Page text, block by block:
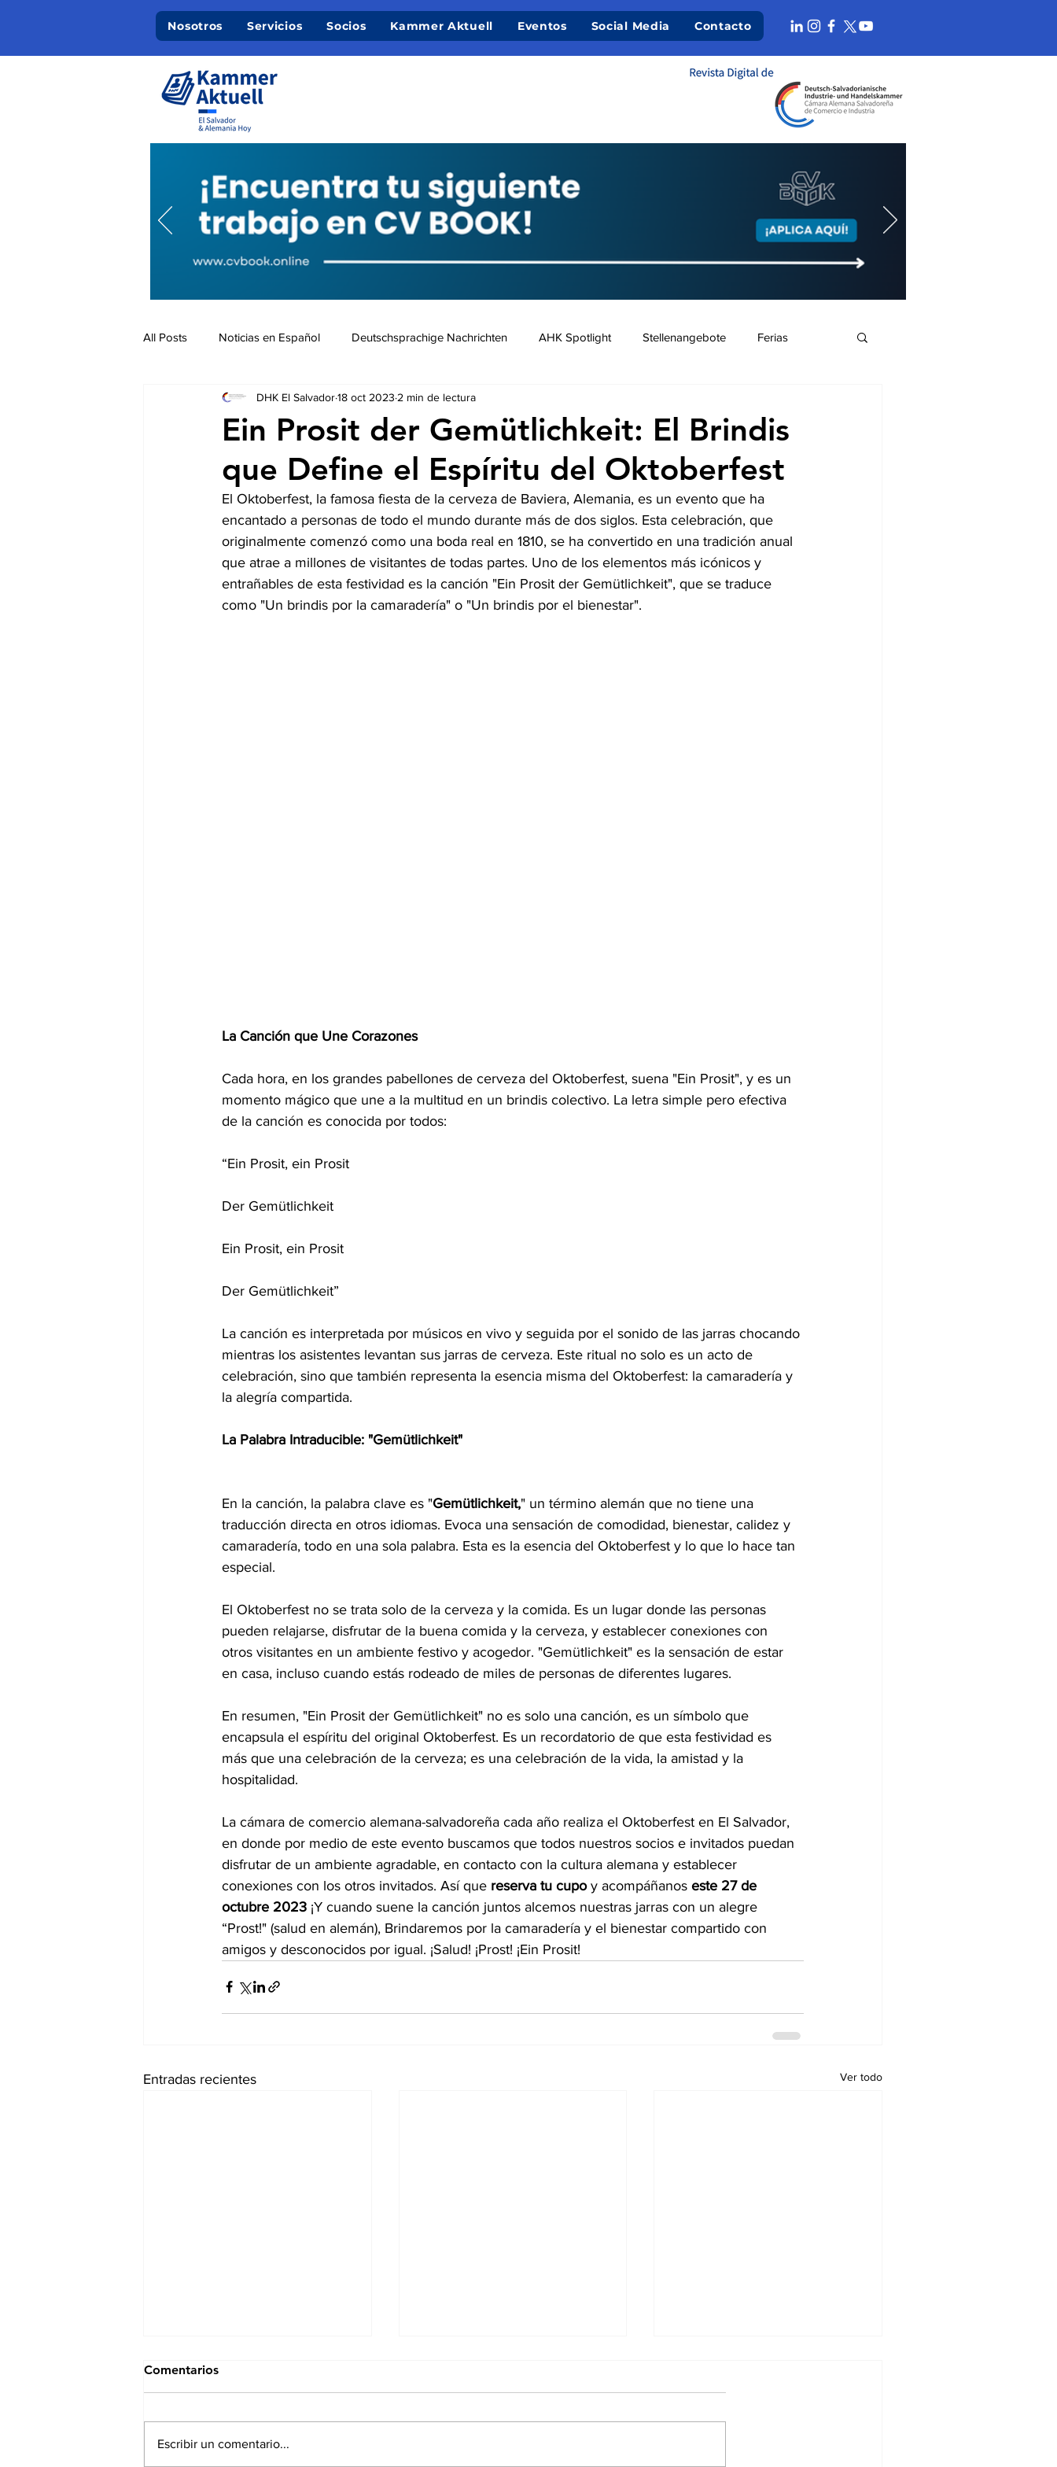
Nosotros Servicios Socios Kammer Aktuell Eventos Social Media Contacto
All Posts Noticias en Español Deutschsprachige Nachrichten AHK Spotlight Stellenangebote Ferias
Auschreibungen Ausschreibungen
Ein Prosit der Gemütlichkeit: El Brindis
que Define el Espíritu del Oktoberfest
DHK El Salvador18 oct 2023 2 min de lectura
El Oktoberfest, la famosa fiesta de la cerveza de Baviera, Alemania, es un evento que ha
encantado a personas de todo el mundo durante más de dos siglos. Esta celebración, que
originalmente comenzó como una boda real en 1810, se ha convertido en una tradición anual
que atrae a millones de visitantes de todas partes. Uno de los elementos más icónicos y
entrañables de esta festividad es la canción "Ein Prosit der Gemütlichkeit", que se traduce
como "Un brindis por la camaradería" o "Un brindis por el bienestar".
La Canción que Une Corazones
Cada hora, en los grandes pabellones de cerveza del Oktoberfest, suena "Ein Prosit", y es un
momento mágico que une a la multitud en un brindis colectivo. La letra simple pero efectiva
de la canción es conocida por todos:
“Ein Prosit, ein Prosit
Der Gemütlichkeit
Ein Prosit, ein Prosit
Der Gemütlichkeit”
La canción es interpretada por músicos en vivo y seguida por el sonido de las jarras chocando
mientras los asistentes levantan sus jarras de cerveza. Este ritual no solo es un acto de
celebración, sino que también representa la esencia misma del Oktoberfest: la camaradería y
la alegría compartida.
La Palabra Intraducible: "Gemütlichkeit"
En la canción, la palabra clave es "Gemütlichkeit," un término alemán que no tiene una
traducción directa en otros idiomas. Evoca una sensación de comodidad, bienestar, calidez y
camaradería, todo en una sola palabra. Esta es la esencia del Oktoberfest y lo que lo hace tan
especial.
El Oktoberfest no se trata solo de la cerveza y la comida. Es un lugar donde las personas
pueden relajarse, disfrutar de la buena comida y la cerveza, y establecer conexiones con
otros visitantes en un ambiente festivo y acogedor. "Gemütlichkeit" es la sensación de estar
en casa, incluso cuando estás rodeado de miles de personas de diferentes lugares.
En resumen, "Ein Prosit der Gemütlichkeit" no es solo una canción, es un símbolo que
encapsula el espíritu del original Oktoberfest. Es un recordatorio de que esta festividad es
más que una celebración de la cerveza; es una celebración de la vida, la amistad y la
hospitalidad.
La cámara de comercio alemana-salvadoreña cada año realiza el Oktoberfest en El Salvador,
en donde por medio de este evento buscamos que todos nuestros socios e invitados puedan
disfrutar de un ambiente agradable, en contacto con la cultura alemana y establecer
conexiones con los otros invitados. Así que reserva tu cupo y acompáñanos este 27 de
octubre 2023 ¡Y cuando suene la canción juntos alcemos nuestras jarras con un alegre
“Prost!" (salud en alemán), Brindaremos por la camaradería y el bienestar compartido con
amigos y desconocidos por igual. ¡Salud! ¡Prost! ¡Ein Prosit!
Entradas recientes Ver todo
Comentarios
Escribir un comentario...